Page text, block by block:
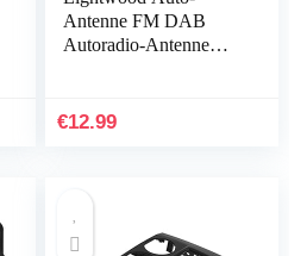
Antenne FM DAB
Autoradio-Antenne
Antenne Staaf Auto-
€12.99